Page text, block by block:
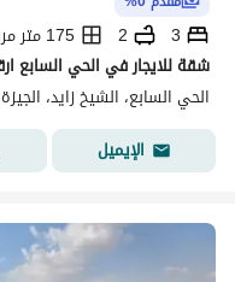
3
2
175 متر مربع
الحي السابع، الشيخ زايد، الجيزة
الإيميل